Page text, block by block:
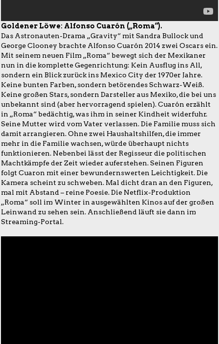
Goldener Löwe: Alfonso Cuarón („Roma“).
Das Astronauten-Drama „Gravity“ mit Sandra Bullock und
George Clooney brachte Alfonso Cuarón 2014 zwei Oscars ein.
Mit seinem neuen Film „Roma“ bewegt sich der Mexikaner
nun in die komplette Gegenrichtung: Kein Ausflug ins All,
sondern ein Blick zurück ins Mexico City der 1970er Jahre.
Keine bunten Farben, sondern betörendes Schwarz-Weiß.
Keine großen Stars, sondern Darsteller aus Mexiko, die bei uns
unbekannt sind (aber hervorragend spielen). Cuarón erzählt
in „Roma“ bedächtig, was ihm in seiner Kindheit widerfuhr.
Seine Mutter wird vom Vater verlassen. Die Familie muss sich
damit arrangieren. Ohne zwei Haushaltshilfen, die immer
mehr in die Familie wachsen, würde überhaupt nichts
funktionieren. Nebenbei lässt der Regisseur die politischen
Machtkämpfe der Zeit wieder auferstehen. Seinen Figuren
folgt Cuaron mit einer bewundernswerten Leichtigkeit. Die
Kamera scheint zu schweben. Mal dicht dran an den Figuren,
mal mit Abstand – reine Poesie. Die Netflix-Produktion
„Roma“ soll im Winter in ausgewählten Kinos auf der großen
Leinwand zu sehen sein. Anschließend läuft sie dann im
Streaming-Portal.